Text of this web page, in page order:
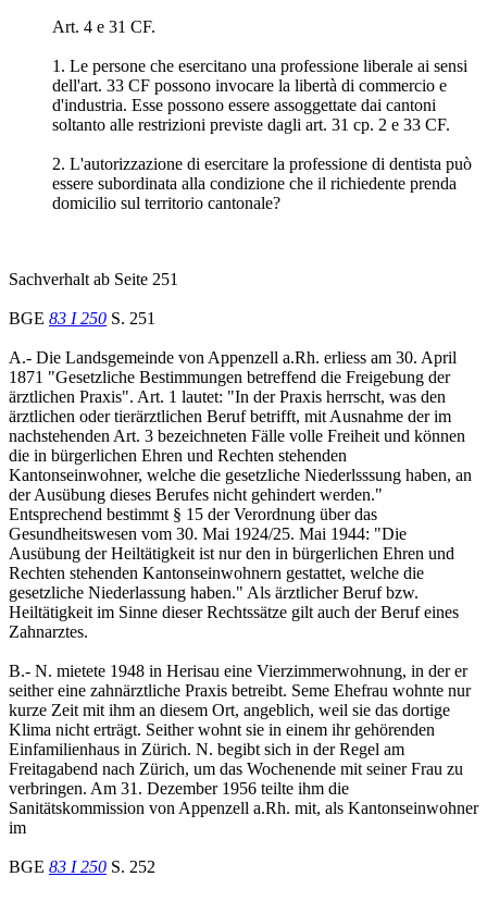
Art. 4 e 31 CF.
1. Le persone che esercitano una professione liberale ai sensi
dell'art. 33 CF possono invocare la libertà di commercio e
d'industria. Esse possono essere assoggettate dai cantoni
soltanto alle restrizioni previste dagli art. 31 cp. 2 e 33 CF.
2. L'autorizzazione di esercitare la professione di dentista può
essere subordinata alla condizione che il richiedente prenda
domicilio sul territorio cantonale?
Sachverhalt ab Seite 251
BGE 83 I 250 S. 251
A.- Die Landsgemeinde von Appenzell a.Rh. erliess am 30. April
1871 "Gesetzliche Bestimmungen betreffend die Freigebung der
ärztlichen Praxis". Art. 1 lautet: "In der Praxis herrscht, was den
ärztlichen oder tierärztlichen Beruf betrifft, mit Ausnahme der im
nachstehenden Art. 3 bezeichneten Fälle volle Freiheit und können
die in bürgerlichen Ehren und Rechten stehenden
Kantonseinwohner, welche die gesetzliche Niederlsssung haben, an
der Ausübung dieses Berufes nicht gehindert werden."
Entsprechend bestimmt § 15 der Verordnung über das
Gesundheitswesen vom 30. Mai 1924/25. Mai 1944: "Die
Ausübung der Heiltätigkeit ist nur den in bürgerlichen Ehren und
Rechten stehenden Kantonseinwohnern gestattet, welche die
gesetzliche Niederlassung haben." Als ärztlicher Beruf bzw.
Heiltätigkeit im Sinne dieser Rechtssätze gilt auch der Beruf eines
Zahnarztes.
B.- N. mietete 1948 in Herisau eine Vierzimmerwohnung, in der er
seither eine zahnärztliche Praxis betreibt. Seme Ehefrau wohnte nur
kurze Zeit mit ihm an diesem Ort, angeblich, weil sie das dortige
Klima nicht erträgt. Seither wohnt sie in einem ihr gehörenden
Einfamilienhaus in Zürich. N. begibt sich in der Regel am
Freitagabend nach Zürich, um das Wochenende mit seiner Frau zu
verbringen. Am 31. Dezember 1956 teilte ihm die
Sanitätskommission von Appenzell a.Rh. mit, als Kantonseinwohner
im
BGE 83 I 250 S. 252